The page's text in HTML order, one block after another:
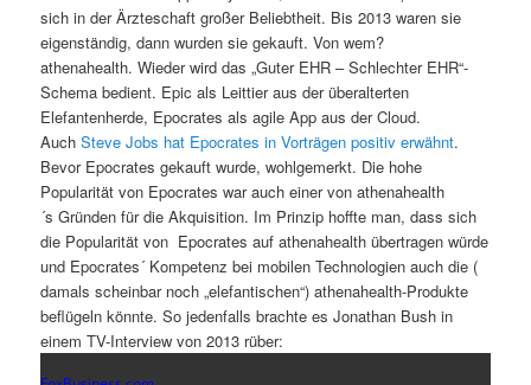
sich in der Ärzteschaft großer Beliebtheit. Bis 2013 waren sie
eigenständig, dann wurden sie gekauft. Von wem?
athenahealth. Wieder wird das „Guter EHR – Schlechter EHR“-
Schema bedient. Epic als Leittier aus der überalterten
Elefantenherde, Epocrates als agile App aus der Cloud.
AuchSteve Jobs hat Epocrates in Vorträgen positiv erwähnt.
Bevor Epocrates gekauft wurde, wohlgemerkt. Die hohe
Popularität von Epocrates war auch einer von athenahealth
´s Gründen für die Akquisition. Im Prinzip hoffte man, dass sich
die Popularität von Epocrates auf athenahealth übertragen würde
und Epocrates´ Kompetenz bei mobilen Technologien auch die (
damals scheinbar noch „elefantischen“) athenahealth-Produkte
beflügeln könnte. So jedenfalls brachte es Jonathan Bush in
einem TV-Interview von 2013 rüber: